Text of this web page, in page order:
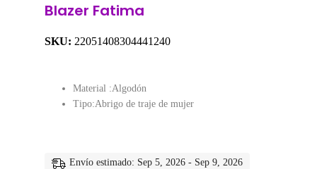
Blazer Fatima
SKU: 22051408304441240
Material :Algodón
Tipo:Abrigo de traje de mujer
Envío estimado: Sep 5, 2026 - Sep 9, 2026